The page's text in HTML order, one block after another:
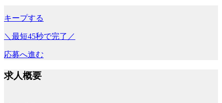
キープする
＼最短45秒で完了／
応募へ進む
求人概要